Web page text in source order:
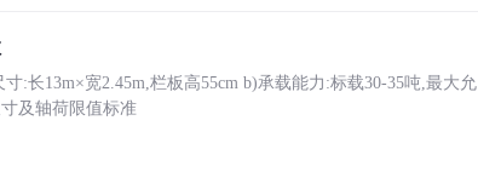
:长13m×宽2.45m,栏板高55cm b)承载能力:标载30-35吨,最大允
及轴荷限值标准